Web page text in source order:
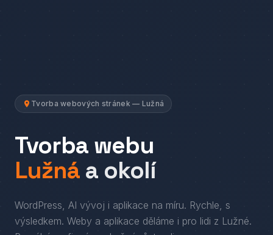
Tvorba webových stránek — Lužná
Tvorba webu
Lužná a okolí
WordPress, AI vývoj i aplikace na míru. Rychle, s
výsledkem. Weby a aplikace děláme i pro lidi z Lužné.